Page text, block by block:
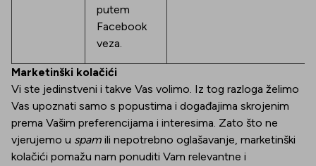
putem
Facebook
veza.
Marketinški kolačići
Vi ste jedinstveni i takve Vas volimo. Iz tog razloga želimo
Vas upoznati samo s popustima i događajima skrojenim
prema Vašim preferencijama i interesima. Zato što ne
vjerujemo u spam ili nepotrebno oglašavanje, marketinški
kolačići pomažu nam ponuditi Vam relevantne i